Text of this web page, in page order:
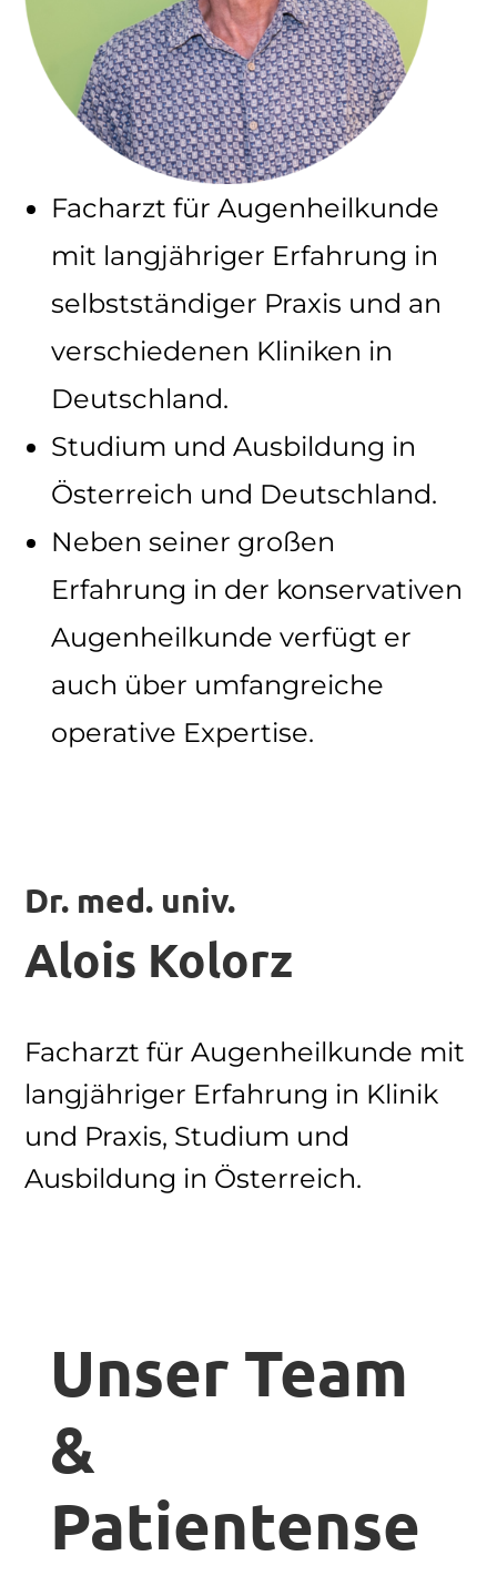
Facharzt für Augenheilkunde
mit langjähriger Erfahrung in
selbstständiger Praxis und an
verschiedenen Kliniken in
Deutschland.
Studium und Ausbildung in
Österreich und Deutschland.
Neben seiner großen
Erfahrung in der konservativen
Augenheilkunde verfügt er
auch über umfangreiche
operative Expertise.
Dr. med. univ.
Alois Kolorz
Facharzt für Augenheilkunde mit
langjähriger Erfahrung in Klinik
und Praxis, Studium und
Ausbildung in Österreich.
Unser Team
&
Patientense